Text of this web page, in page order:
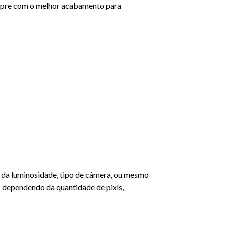
com o melhor acabamento para
luminosidade, tipo de câmera, ou mesmo
da quantidade de pixls,